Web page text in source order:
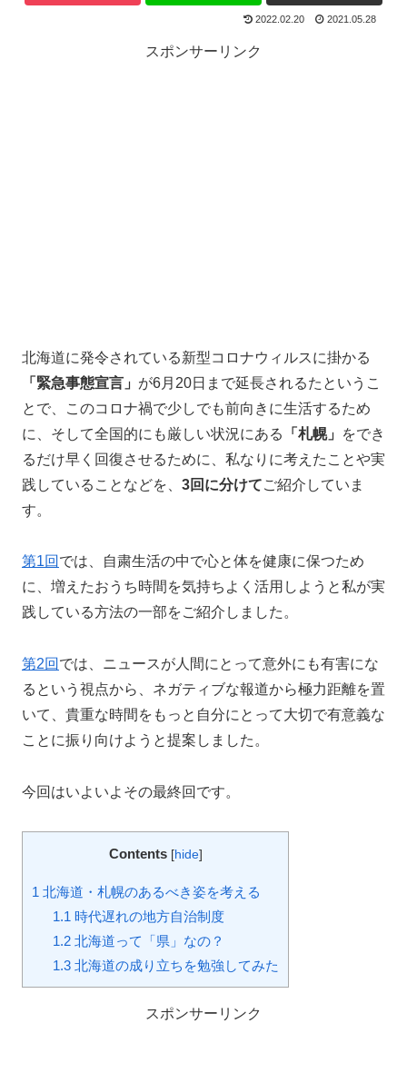
2022.02.20 2021.05.28
スポンサーリンク
北海道に発令されている新型コロナウィルスに掛かる
「緊急事態宣言」 が6月20日まで延長されるたというこ
とで、このコロナ禍で少しでも前向きに生活するため
に、そして全国的にも厳しい状況にある
「札幌」
をでき
るだけ早く回復させるために、私なりに考えたことや実
践していることなどを、 3回に分けてご紹介していま
す。
第1回 では、自粛生活の中で心と体を健康に保つため
に、増えたおうち時間を気持ちよく活用しようと私が実
践している方法の一部をご紹介しました。
第2回 では、ニュースが人間にとって意外にも有害にな
るという視点から、ネガティブな報道から極力距離を置
いて、貴重な時間をもっと自分にとって大切で有意義な
ことに振り向けようと提案しました。
今回はいよいよその最終回です。
Contents [hide]
1 北海道・札幌のあるべき姿を考える
1.1 時代遅れの地方自治制度
1.2北海道って「県」なの？
1.3北海道の成り立ちを勉強してみた
スポンサーリンク